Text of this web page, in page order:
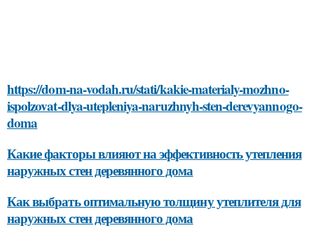
https://dom-na-vodah.ru/stati/kakie-materialy-mozhno-
ispolzovat-dlya-utepleniya-naruzhnyh-sten-derevyannogo-
doma
Какие факторы влияют на эффективность утепления
наружных стен деревянного дома
Как выбрать оптимальную толщину утеплителя для
наружных стен деревянного дома